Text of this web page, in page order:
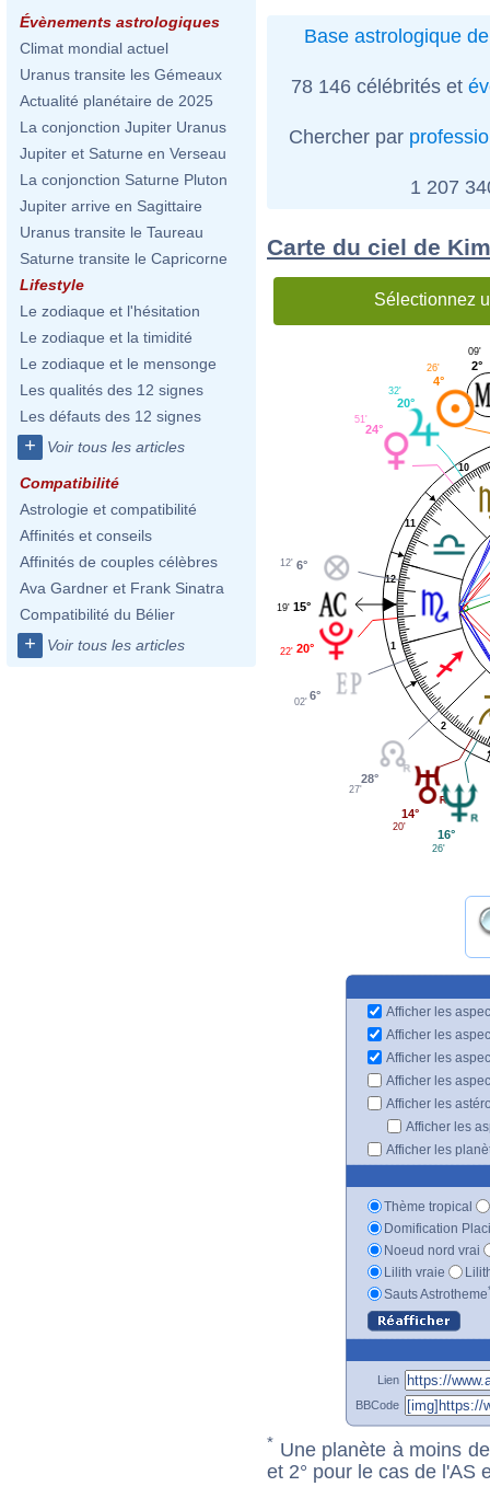
Évènements astrologiques
Climat mondial actuel
Uranus transite les Gémeaux
Actualité planétaire de 2025
La conjonction Jupiter Uranus
Jupiter et Saturne en Verseau
La conjonction Saturne Pluton
Jupiter arrive en Sagittaire
Uranus transite le Taureau
Saturne transite le Capricorne
Lifestyle
Le zodiaque et l'hésitation
Le zodiaque et la timidité
Le zodiaque et le mensonge
Les qualités des 12 signes
Les défauts des 12 signes
+ Voir tous les articles
Compatibilité
Astrologie et compatibilité
Affinités et conseils
Affinités de couples célèbres
Ava Gardner et Frank Sinatra
Compatibilité du Bélier
+ Voir tous les articles
Base astrologique
78 146 célébrités et
Chercher par
1 207
Carte du ciel de
Sélectionnez
1
2
10
11
12
2°
09'
4°
26'
20°
32'
24°
51'
6°
12'
15°
19'
20°
22'
6°
02'
28°
27'
14°
20'
16°
26'
Afficher les
Afficher les
Afficher les
Afficher les
Afficher les
Afficher les
Afficher les
Thème tropical
Domification
Noeud nord vrai
Lilith vraie
Sauts Astrotheme
Lien
BBCode
* Une planète à moins
et 2° pour le cas de l'AS